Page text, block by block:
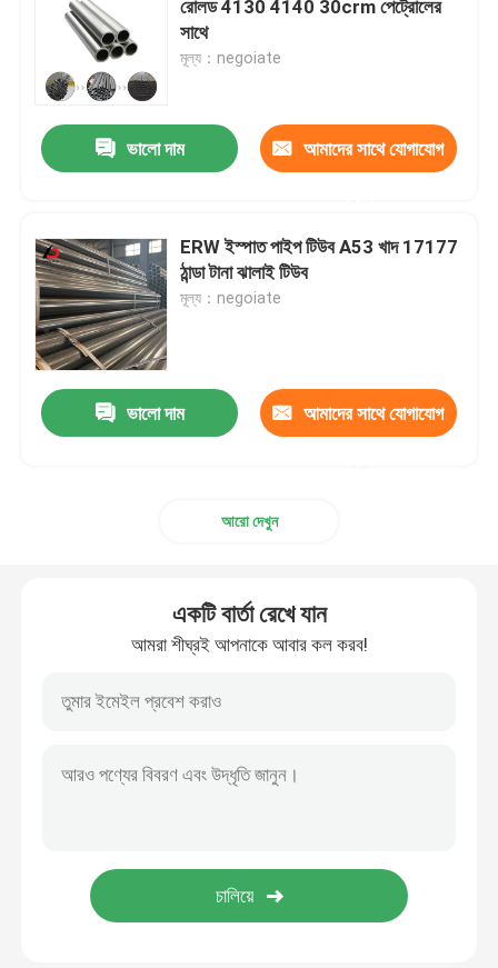
কার্বন ইস্পাত স্ট্রিপ
কার্বন ইস্পাত শীট প্লেট
স্টেইনলেস স্টীল পাইপ টিউব
গ্যালভানাইজড স্টিল পাইপ
কার্বন ইস্পাত ইউ চ্যানেল
রোলড 4130 4140 30crm পেট্রোলের
সাথে
মূল্য：negoiate
ভালো দাম আমাদের সাথে যোগাযোগ
ERW ইস্পাত পাইপ টিউব A53 খাদ 17177
ঠান্ডা টানা ঝালাই টিউব
মূল্য：negoiate
ভালো দাম আমাদের সাথে যোগাযোগ
আরো দেখুন
একটি বার্তা রেখে যান
আমরা শীঘ্রই আপনাকে আবার কল করব!